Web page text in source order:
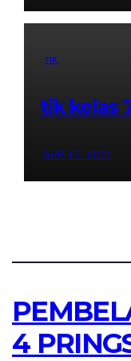
TIK
tik kelas
SEP 17, 2021
4